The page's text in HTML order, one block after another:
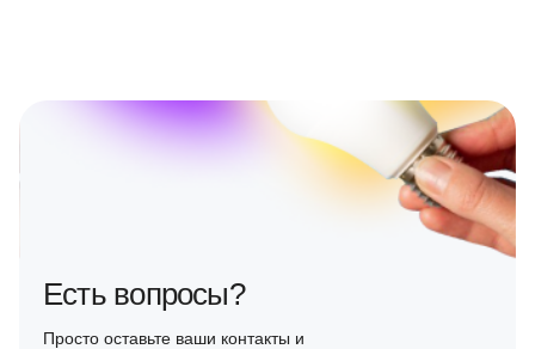
Есть вопросы?
Просто оставьте ваши контакты и